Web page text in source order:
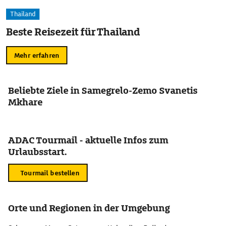
Thailand
Beste Reisezeit für Thailand
Mehr erfahren
Beliebte Ziele in Samegrelo-Zemo Svanetis
Mkhare
ADAC Tourmail - aktuelle Infos zum
Urlaubsstart.
Tourmail bestellen
Orte und Regionen in der Umgebung